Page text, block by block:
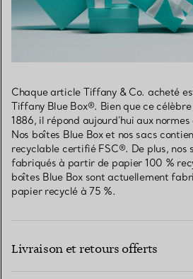
Chaque article Tiffany & Co. acheté
Tiffany Blue Box®. Bien que ce
1886, il répond aujourd’hui aux
Nos boîtes Blue Box et nos sacs
recyclable certifié FSC®. De plus, nos
fabriqués à partir de papier 100 %
boîtes Blue Box sont actuellement
papier recyclé à 75 %.
Livraison et retours offerts